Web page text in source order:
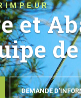
et
DEMANDE